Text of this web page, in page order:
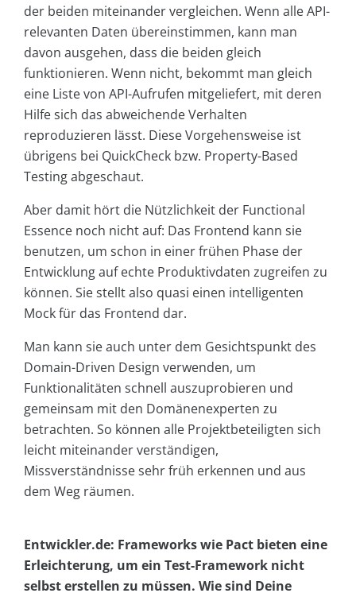
der beiden miteinander vergleichen. Wenn alle API-
relevanten Daten übereinstimmen, kann man
davon ausgehen, dass die beiden gleich
funktionieren. Wenn nicht, bekommt man gleich
eine Liste von API-Aufrufen mitgeliefert, mit deren
Hilfe sich das abweichende Verhalten
reproduzieren lässt. Diese Vorgehensweise ist
übrigens bei QuickCheck bzw. Property-Based
Testing abgeschaut.
Aber damit hört die Nützlichkeit der Functional
Essence noch nicht auf: Das Frontend kann sie
benutzen, um schon in einer frühen Phase der
Entwicklung auf echte Produktivdaten zugreifen zu
können. Sie stellt also quasi einen intelligenten
Mock für das Frontend dar.
Man kann sie auch unter dem Gesichtspunkt des
Domain-Driven Design verwenden, um
Funktionalitäten schnell auszuprobieren und
gemeinsam mit den Domänenexperten zu
betrachten. So können alle Projektbeteiligten sich
leicht miteinander verständigen,
Missverständnisse sehr früh erkennen und aus
dem Weg räumen.
Entwickler.de: Frameworks wie Pact bieten eine
Erleichterung, um ein Test-Framework nicht
selbst erstellen zu müssen. Wie sind Deine